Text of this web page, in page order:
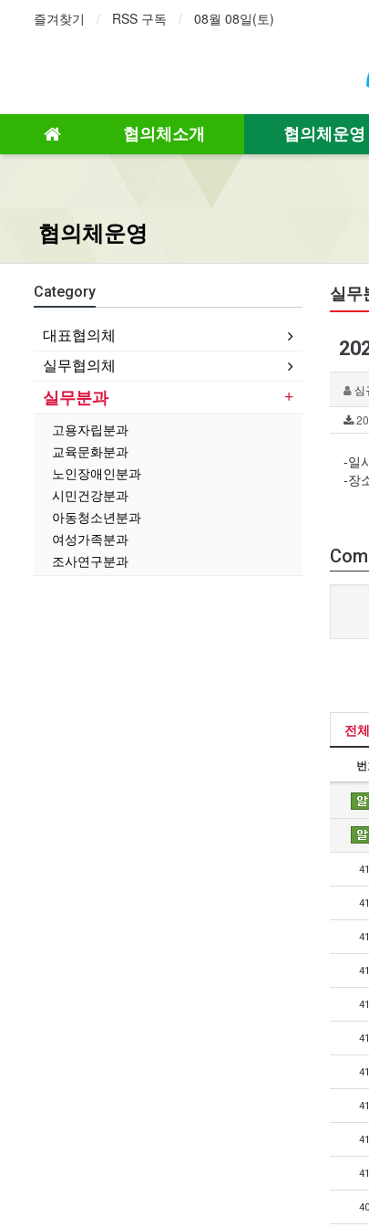
즐겨찾기 RSS 구독 08월 08일(토)
협의체소개 협의체운영
협의체운영
실무
심
-일
-장
전
Category
대표협의체
실무협의체
실무분과
고용자립분과
교육문화분과
노인장애인분과
시민건강분과
아동청소년분과
여성가족분과
조사연구분과